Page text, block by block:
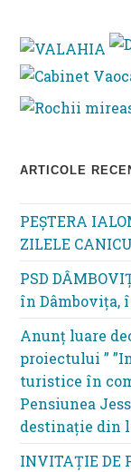
ARTICOLE
PEȘTERA
ZILELE
PSD
în Dâmbovița,
Anunț luare
proiectului ”
turistice în
Pensiunea
destinație din
INVITAȚIE DE